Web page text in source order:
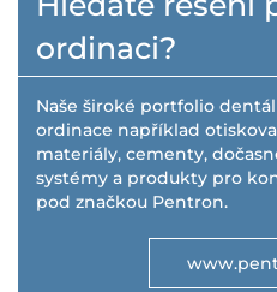
Zjisti Více
Dezinfekční
prostředky s
možnostmi
širokého použití ve
zdravotnictví.
Zjisti Více
ordinaci?
Naše široké portfolio
ordinace například
materiály, cementy,
systémy a produkty pro
pod značkou Pentron.